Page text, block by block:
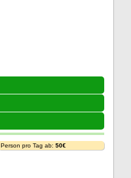
Person pro Tag ab: 50€